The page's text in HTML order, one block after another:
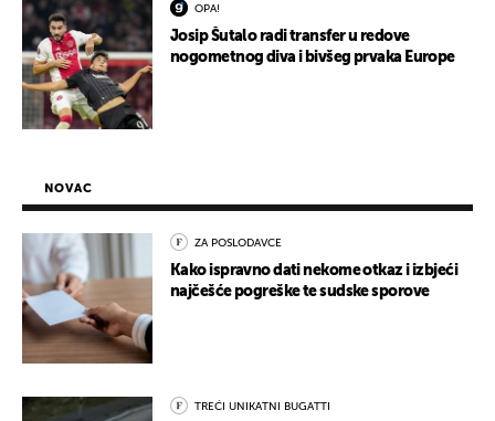
OPA!
Josip Šutalo radi transfer u redove
nogometnog diva i bivšeg prvaka Europe
NOVAC
ZA POSLODAVCE
Kako ispravno dati nekome otkaz i izbjeći
najčešće pogreške te sudske sporove
TREĆI UNIKATNI BUGATTI